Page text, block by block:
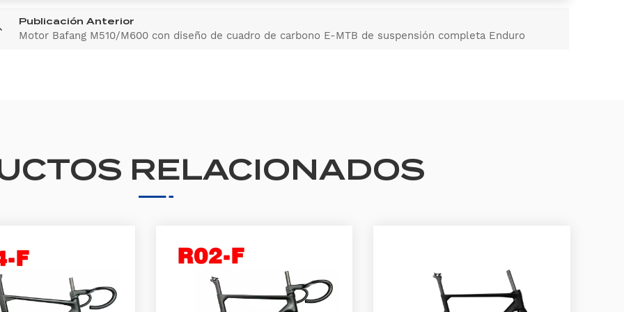
Publicación Anterior
Motor Bafang M510/M600 con diseño de cuadro de carbono E-MTB de suspensión completa Enduro
RELACIONADOS